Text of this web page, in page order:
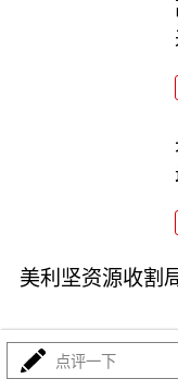
美利坚资源收割
点评一下